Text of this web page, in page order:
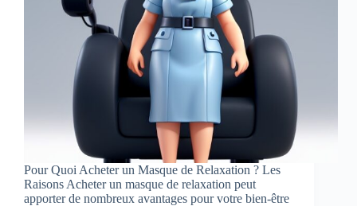
Pour Quoi Acheter un Masque de Relaxation ? Les
Raisons Acheter un masque de relaxation peut
apporter de nombreux avantages pour votre bien-être